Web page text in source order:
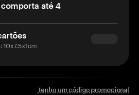
até 4
10x7.5x1cm
Tenho um código promocional